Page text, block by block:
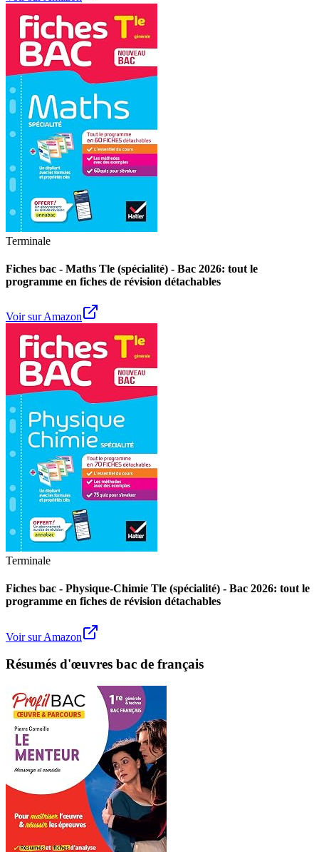
Terminale
Fiches bac - Maths Tle (spécialité) - Bac 2026: tout le
programme en fiches de révision détachables
Voir sur Amazon
Terminale
Fiches bac - Physique-Chimie Tle (spécialité) - Bac 2026: tout le
programme en fiches de révision détachables
Voir sur Amazon
Résumés d'œuvres bac de français